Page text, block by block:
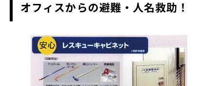
オフィスからの避難・人名救助！